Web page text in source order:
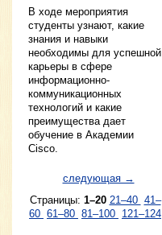
В ходе мероприятия
студенты узнают, какие
знания и навыки
необходимы для успешной
карьеры в сфере
информационно-
коммуникационных
технологий и какие
преимущества дает
обучение в Академии
Cisco.
следующая →
Страницы: 1–20 21–40 41–
60 61–80 81–100 121–124